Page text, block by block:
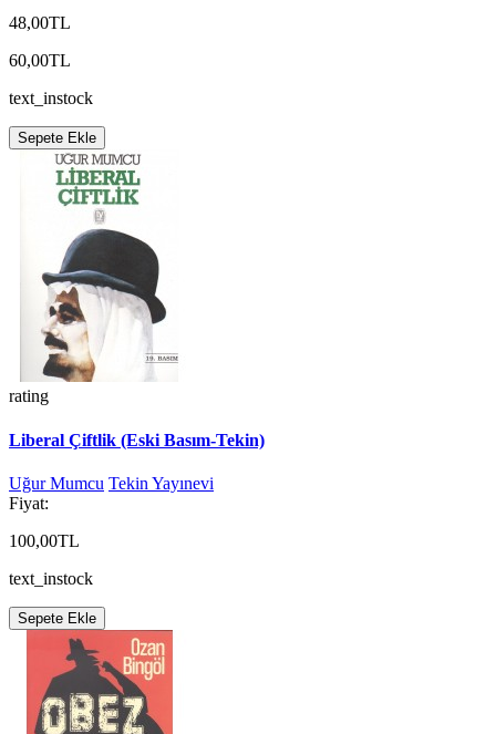
48,00TL
60,00TL
text_instock
Sepete Ekle
rating
Liberal Çiftlik (Eski Basım-Tekin)
Uğur Mumcu Tekin Yayınevi
Fiyat:
100,00TL
text_instock
Sepete Ekle